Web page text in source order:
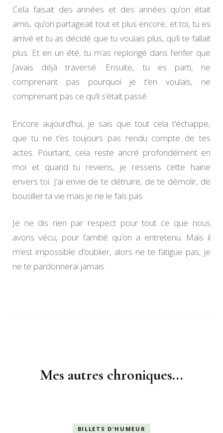
Cela faisait des années et des années qu’on était
amis, qu’on partageait tout et plus encore, et toi, tu es
arrivé et tu as décidé que tu voulais plus, qu’il te fallait
plus. Et en un été, tu m’as replongé dans l’enfer que
j’avais déjà traversé. Ensuite, tu es parti, ne
comprenant pas pourquoi je t’en voulais, ne
comprenant pas ce qu’il s’était passé.
Encore aujourd’hui, je sais que tout cela t’échappe,
que tu ne t’es toujours pas rendu compte de tes
actes. Pourtant, cela reste ancré profondément en
moi et quand tu reviens, je ressens cette haine
envers toi. J’ai envie de te détruire, de te démolir, de
bousiller ta vie mais je ne le fais pas.
Je ne dis rien par respect pour tout ce que nous
avons vécu, pour l’amitié qu’on a entretenu. Mais il
m’est impossible d’oublier, alors ne te fatigue pas, je
ne te pardonnerai jamais.
Mes autres chroniques...
BILLETS D'HUMEUR